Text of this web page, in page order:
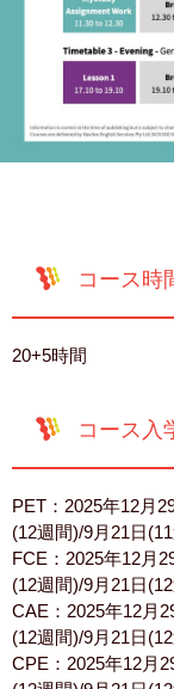
コース時
20+5時間
コース入
PET：2025年12月
(12週間)/9月21日
FCE：2025年12月
(12週間)/9月21日
CAE：2025年12月
(12週間)/9月21日
CPE：2025年12月